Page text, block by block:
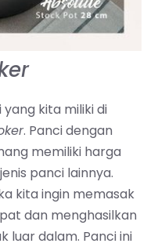
kita miliki di
. Panci dengan
memiliki harga
panci lainnya.
kita ingin memasak
dan menghasilkan
luar dalam. Panci ini